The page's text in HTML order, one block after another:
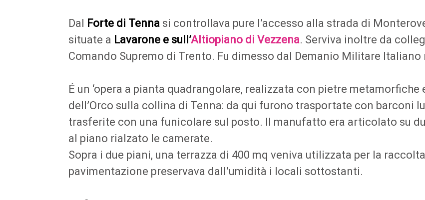
Dal Forte di Tenna si controllava pure l’accesso alla strada di
situate a Lavarone e sull’Altiopiano di Vezzena. Serviva inoltre da
Comando Supremo di Trento. Fu dimesso dal Demanio Militare Italiano
É un ‘opera a pianta quadrangolare, realizzata con pietre
dell’Orco sulla collina di Tenna: da qui furono trasportate con barconi
trasferite con una funicolare sul posto. Il manufatto era articolato su
al piano rialzato le camerate.
Sopra i due piani, una terrazza di 400 mq veniva utilizzata per la
pavimentazione preservava dall’umidità i locali sottostanti.